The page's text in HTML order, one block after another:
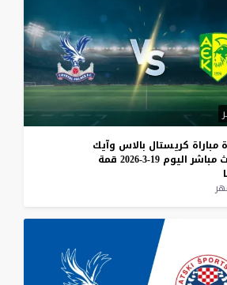
مباراة كريستال بالاس وآيك
مباشر اليوم 19-3-2026
قمة